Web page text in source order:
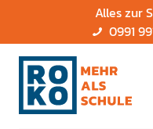
Alles zur
0991